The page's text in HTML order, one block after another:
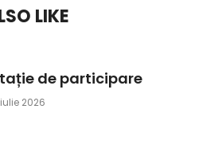
LIKE
de participare
2026